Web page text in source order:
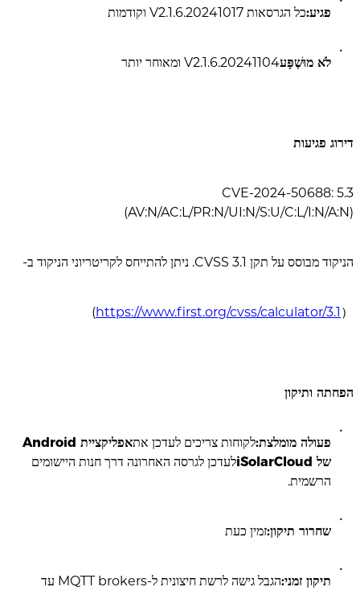
פגיע:כל הגרסאות V2.1.6.20241017 וקודמות
לֹא מוּשְׁפָּעV2.1.6.20241104 ומאוחר יותר
דירוג פגיעות
CVE-2024-50688: 5.3
(AV:N/AC:L/PR:N/UI:N/S:U/C:L/I:N/A:N)
הניקוד מבוסס על תקן CVSS 3.1. ניתן להתייחס לקריטריוני הניקוד ב-
（
https://www.first.org/cvss/calculator/3.1
)
הפחתה ותיקון
פעולה מומלצת:לקוחות צריכים לעדכן את
אפליקציית Android
של iSolarCloud
לעדכן לגרסה האחרונה דרך חנות היישומים
הרשמית.
שחרור תיקון:זמין כעת
תיקון זמני:
הגבל גישה לרשת חיצונית ל-MQTT brokers עד